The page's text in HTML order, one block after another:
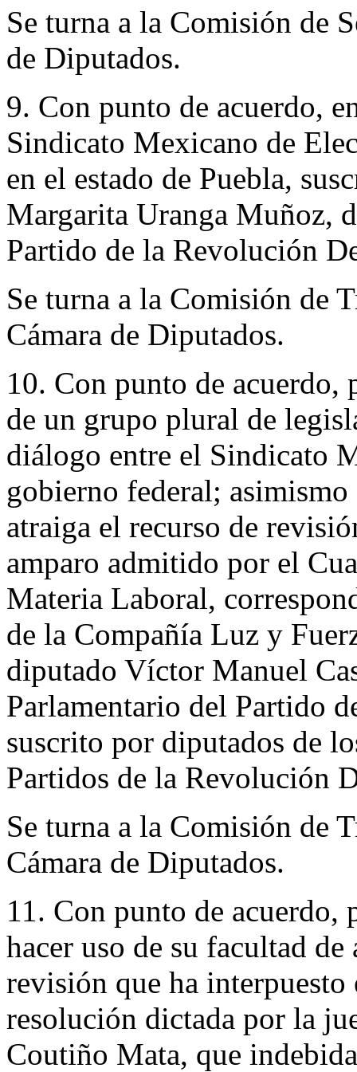
Se turna a la Comisión de
de Diputados.
9. Con punto de acuerdo,
Sindicato Mexicano de
en el estado de Puebla,
Margarita Uranga Muñoz,
Partido de la Revolución
Se turna a la Comisión de
Cámara de Diputados.
10. Con punto de acuerdo,
de un grupo plural de
diálogo entre el Sindicato
gobierno federal; asimismo
atraiga el recurso de
amparo admitido por el
Materia Laboral,
de la Compañía Luz y
diputado Víctor Manuel
Parlamentario del Partido
suscrito por diputados de
Partidos de la Revolución
Se turna a la Comisión de
Cámara de Diputados.
11. Con punto de acuerdo,
hacer uso de su facultad
revisión que ha
resolución dictada por la
Coutiño Mata, que